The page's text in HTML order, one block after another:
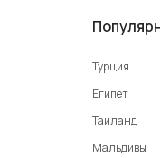
Турция
Египет
Таиланд
Мальдивы